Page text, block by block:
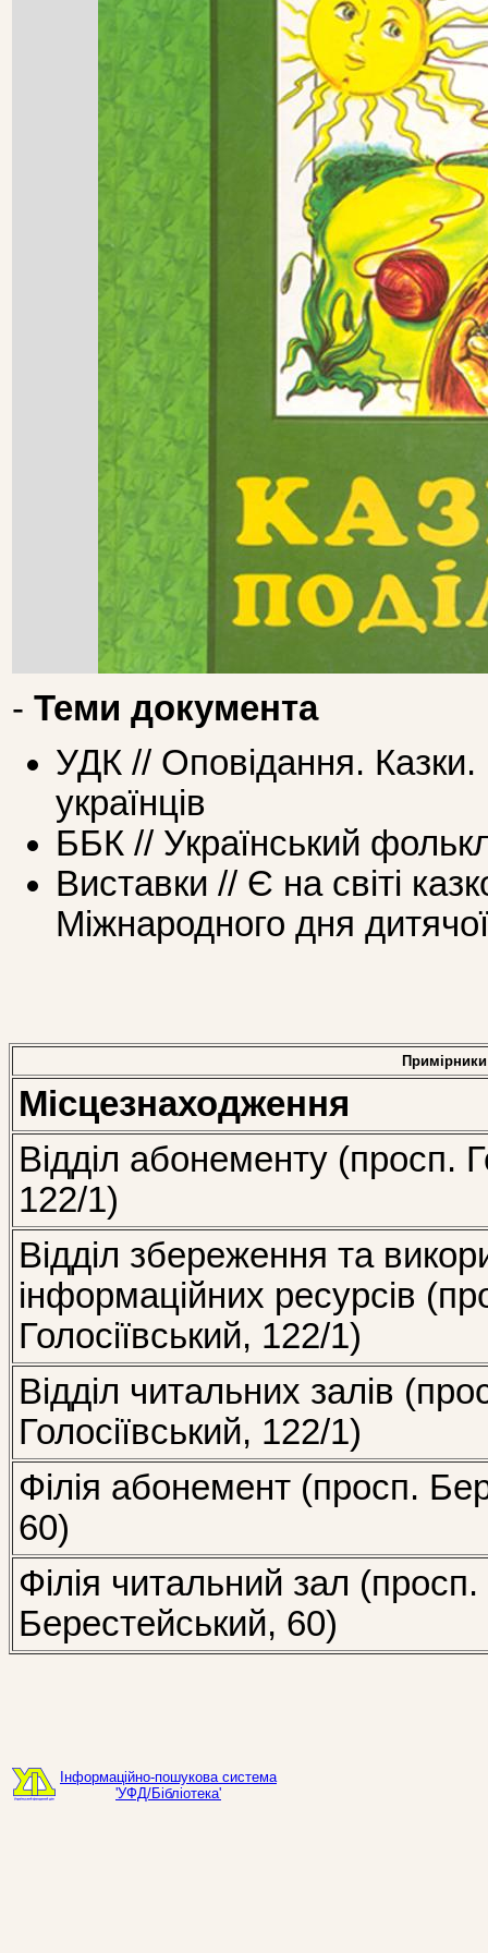
- Теми документа
УДК // Оповідання.
українців
ББК // Український
Виставки // Є на світі
Міжнародного дня
Примірники
Місцезнаходження
Відділ абонементу (просп.
122/1)
Відділ збереження та
інформаційних ресурсів
Голосіївський, 122/1)
Відділ читальних залів
Голосіївський, 122/1)
Філія абонемент (просп.
60)
Філія читальний зал (просп.
Берестейський, 60)
Інформаційно-пошукова система
'УФД/Бібліотека'